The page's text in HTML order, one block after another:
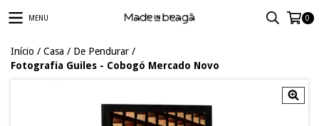
MENU 0
Início / Casa / De Pendurar /
Fotografia Guiles - Cobogó Mercado Novo